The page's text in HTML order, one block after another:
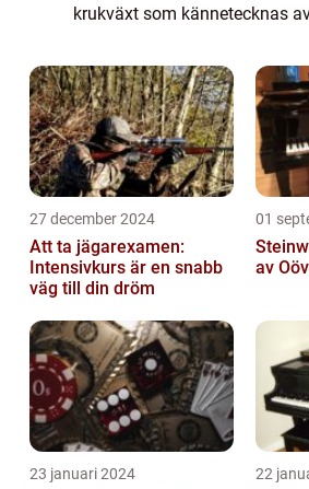
krukväxt som kännetecknas
artikel ger en grundlig översikt
27 december 2024
Att ta jägarexamen:
Intensivkurs är en snabb
väg till din dröm
01
av
23 januari 2024 22